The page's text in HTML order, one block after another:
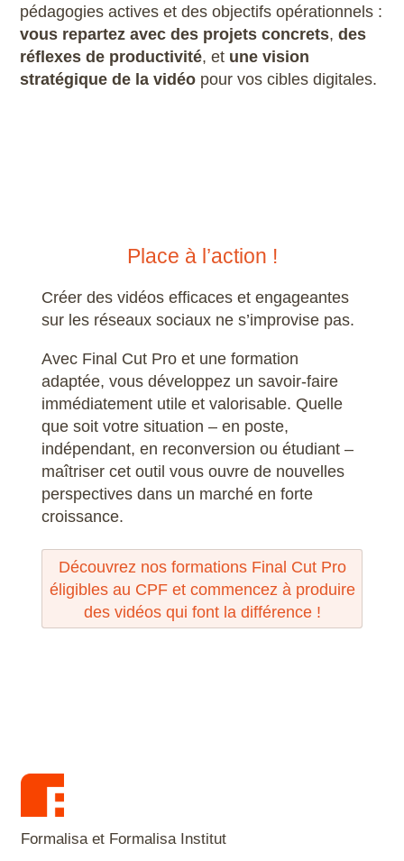
pédagogies actives et des objectifs opérationnels :
vous repartez avec des projets concrets,des
réflexes de productivité, et une vision
stratégique de la vidéo pour vos cibles digitales.
Place à l’action !
Créer des vidéos efficaces et engageantes
sur les réseaux sociaux ne s’improvise pas.
Avec Final Cut Pro et une formation
adaptée, vous développez un savoir-faire
immédiatement utile et valorisable. Quelle
que soit votre situation – en poste,
indépendant, en reconversion ou étudiant –
maîtriser cet outil vous ouvre de nouvelles
perspectives dans un marché en forte
croissance.
Découvrez nos formations Final Cut Pro
éligibles au CPF et commencez à produire
des vidéos qui font la différence !
Formalisa et Formalisa Institut